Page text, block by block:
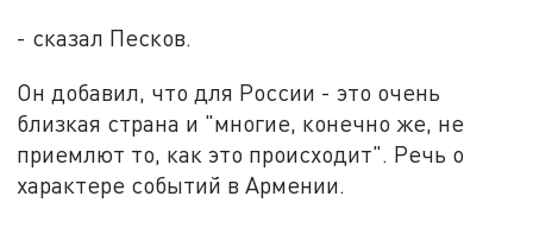
- сказал Песков.
Он добавил, что для России - это очень
близкая страна и "многие, конечно же, не
приемлют то, как это происходит". Речь о
характере событий в Армении.